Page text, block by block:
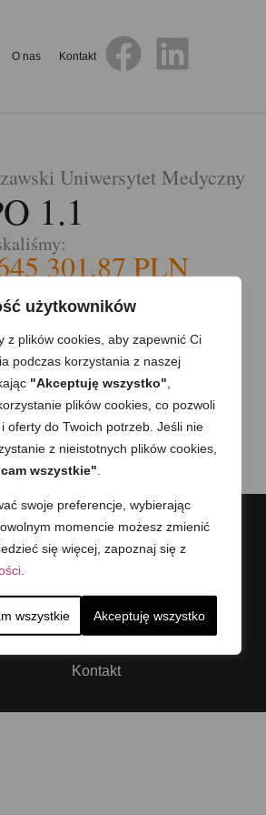
użytkowników
z plików cookies, aby zapewnić Ci
podczas korzystania z naszej
"Akceptuję wszystko"
plików cookies, co pozwoli
oferty do Twoich potrzeb. Jeśli nie
z nieistotnych plików cookies,
wszystkie"
swoje preferencje, wybierając
momencie możesz zmienić
się więcej, zapoznaj się z
wszystkie Akceptuję wszystko
O nas Kontakt
Uniwersytet Medyczny
1.1
301,87 PLN
referencje
Usługi
Aktualne programy
Nasze sukcesy
Kontakt